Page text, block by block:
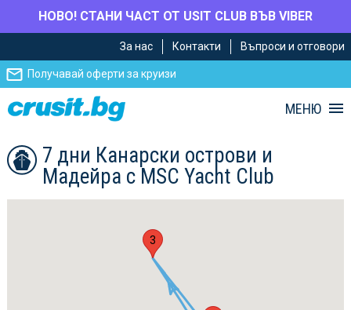
НОВО! СТАНИ ЧАСТ ОТ USIT CLUB ВЪВ VIBER
главното
съдържание
Навигацията
За нас Контакти Въпроси и отговори
Получавай оферти за круизи
МЕНЮ
7 дни Канарски острови и
Мадейра с MSC Yacht Club
3